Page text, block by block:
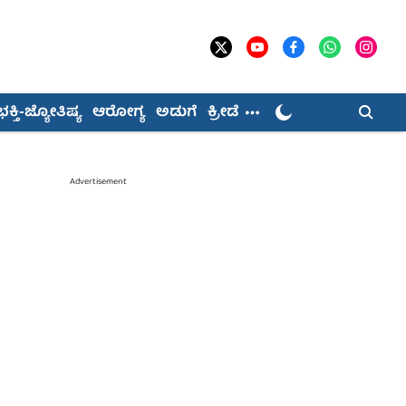
ಜ್ಯೋತಿಷ್ಯ ಆರೋಗ್ಯ ಅಡುಗೆ ಕ್ರೀಡೆ
Advertisement